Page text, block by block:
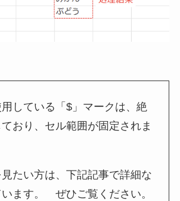
している「$」マークは、絶
おり、セル範囲が固定されま
たい方は、下記記事で詳細な
ます。 ぜひご覧ください。